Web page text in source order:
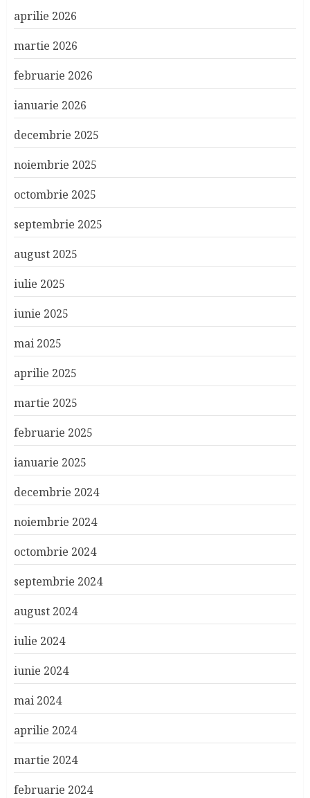
aprilie 2026
martie 2026
februarie 2026
ianuarie 2026
decembrie 2025
noiembrie 2025
octombrie 2025
septembrie 2025
august 2025
iulie 2025
iunie 2025
mai 2025
aprilie 2025
martie 2025
februarie 2025
ianuarie 2025
decembrie 2024
noiembrie 2024
octombrie 2024
septembrie 2024
august 2024
iulie 2024
iunie 2024
mai 2024
aprilie 2024
martie 2024
februarie 2024